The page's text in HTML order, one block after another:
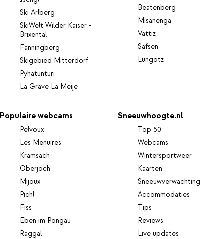
Ski Arlberg
SkiWelt Wilder Kaiser -
Brixental
Fanningberg
Skigebied Mitterdorf
Pyhätunturi
La Grave La Meije
Beatenberg
Misanenga
Vattiz
Säfsen
Lungötz
Populaire webcams
Pelvoux
Les Menuires
Kramsach
Oberjoch
Mijoux
Pichl
Fiss
Eben im Pongau
Raggal
Sneeuwhoogte.nl
Top 50
Webcams
Wintersportweer
Kaarten
Sneeuwverwachting
Accommodaties
Tips
Reviews
Live updates